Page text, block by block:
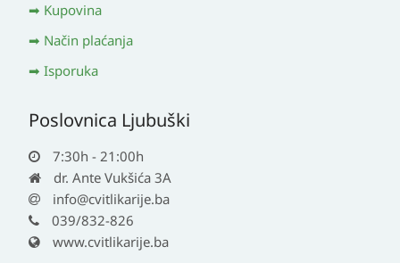
Kupovina
Način plaćanja
Isporuka
Poslovnica Ljubuški
7:30h - 21:00h
dr. Ante Vukšića 3A
info@cvitlikarije.ba
039/832-826
www.cvitlikarije.ba